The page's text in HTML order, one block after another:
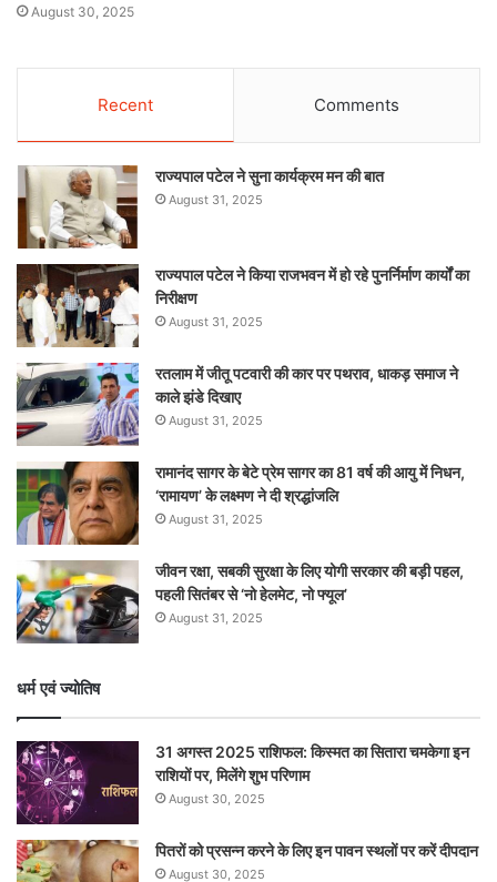
August 30, 2025
Recent Comments
राज्यपाल पटेल ने सुना कार्यक्रम मन की बात
August 31, 2025
राज्यपाल पटेल ने किया राजभवन में हो रहे पुनर्निर्माण कार्यों का
निरीक्षण
August 31, 2025
रतलाम में जीतू पटवारी की कार पर पथराव, धाकड़ समाज ने
काले झंडे दिखाए
August 31, 2025
रामानंद सागर के बेटे प्रेम सागर का 81 वर्ष की आयु में निधन,
‘रामायण’ के लक्ष्मण ने दी श्रद्धांजलि
August 31, 2025
जीवन रक्षा, सबकी सुरक्षा के लिए योगी सरकार की बड़ी पहल,
पहली सितंबर से ‘नो हेलमेट, नो फ्यूल’
August 31, 2025
धर्म एवं ज्योतिष
31 अगस्त 2025 राशिफल: किस्मत का सितारा चमकेगा इन
राशियों पर, मिलेंगे शुभ परिणाम
August 30, 2025
पितरों को प्रसन्न करने के लिए इन पावन स्थलों पर करें दीपदान
August 30, 2025